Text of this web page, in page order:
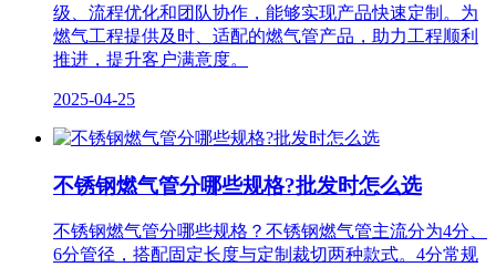
级、流程优化和团队协作，能够实现产品快速定制。为
燃气工程提供及时、适配的燃气管产品，助力工程顺利
推进，提升客户满意度。
2025-04-25
不锈钢燃气管分哪些规格?批发时怎么选
不锈钢燃气管分哪些规格？不锈钢燃气管主流分为4分、
6分管径，搭配固定长度与定制裁切两种款式。4分常规